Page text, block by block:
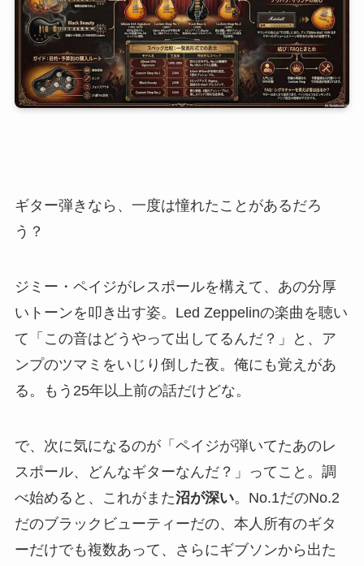
ギター弾きなら、一度は憧れたことがあるだろ
う？
ジミー・ペイジがレスポールを構えて、あの分厚
いトーンを叩き出す姿。Led Zeppelinの楽曲を聴い
て「この音はどうやって出してるんだ？」と、ア
ンプのツマミをいじり倒した夜。俺にも覚えがあ
る。もう25年以上前の話だけどな。
で、次に気になるのが「ペイジが弾いてたあのレ
スポール、どんなギターなんだ？」ってこと。調
べ始めると、これがまた沼が深い。No.1だのNo.2
だのブラックビューティーだの、本人所有のギタ
ーだけでも複数あって、さらにギブソンから出た